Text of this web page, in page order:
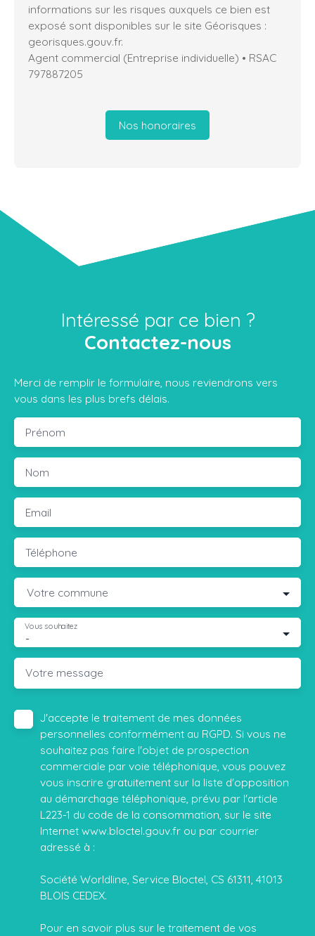
informations sur les risques auxquels ce bien est
exposé sont disponibles sur le site Géorisques :
georisques.gouv.fr.
Agent commercial (Entreprise individuelle) • RSAC
797887205
Nos honoraires
Intéressé par ce bien ?
Contactez-nous
Merci de remplir le formulaire, nous reviendrons vers
vous dans les plus brefs délais.
Prénom
Nom
Email
Téléphone
Votre commune
-
Vous souhaitez
Votre message
J'accepte le traitement de mes données
personnelles conformément au RGPD. Si vous ne
souhaitez pas faire l'objet de prospection
commerciale par voie téléphonique, vous pouvez
vous inscrire gratuitement sur la liste d'opposition
au démarchage téléphonique, prévu par l'article
L223-1 du code de la consommation, sur le site
Internet www.bloctel.gouv.fr ou par courrier
adressé à :
Société Worldline, Service Bloctel, CS 61311, 41013
BLOIS CEDEX.
Pour en savoir plus sur le traitement de vos